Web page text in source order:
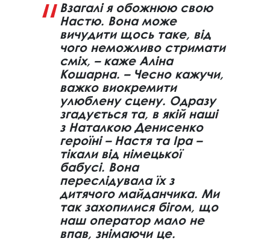
Взагалі я обожнюю свою
Настю. Вона може
вичудити щось таке, від
чого неможливо стримати
сміх, – каже Аліна
Кошарна. – Чесно кажучи,
важко виокремити
улюблену сцену. Одразу
згадується та, в якій наші
з Наталкою Денисенко
героїні – Настя та Іра –
тікали від німецької
бабусі. Вона
переслідувала їх з
дитячого майданчика. Ми
так захопилися бігом, що
наш оператор мало не
впав, знімаючи це.